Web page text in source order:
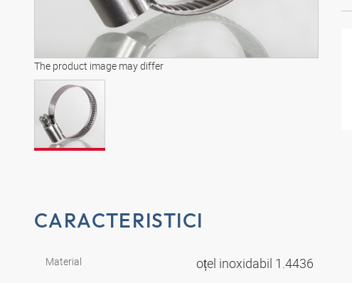
The product image may differ
CARACTERISTICI
Material oțel inoxidabil 1.4436